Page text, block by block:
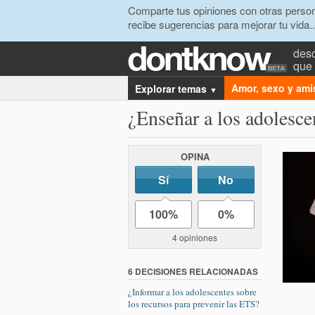
Comparte tus opiniones con otras
recibe sugerencias para mejorar tu
que
Explorar temas ▼ Amor, sexo y
¿Enseñar a los
OPINA
Sí No
100% 0%
4 opiniones
6 DECISIONES RELACIONADAS
¿Informar a los adolescentes sobre
los recursos para prevenir las ETS?